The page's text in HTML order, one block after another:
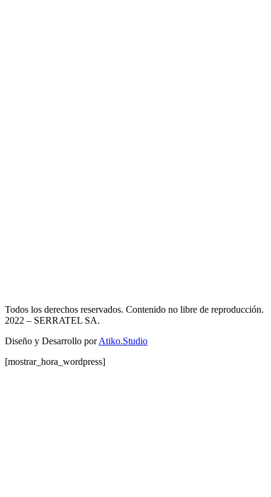
Todos los derechos reservados. Contenido no libre de reproducción.
2022 – SERRATEL SA.
Diseño y Desarrollo porAtiko.Studio
[mostrar_hora_wordpress]